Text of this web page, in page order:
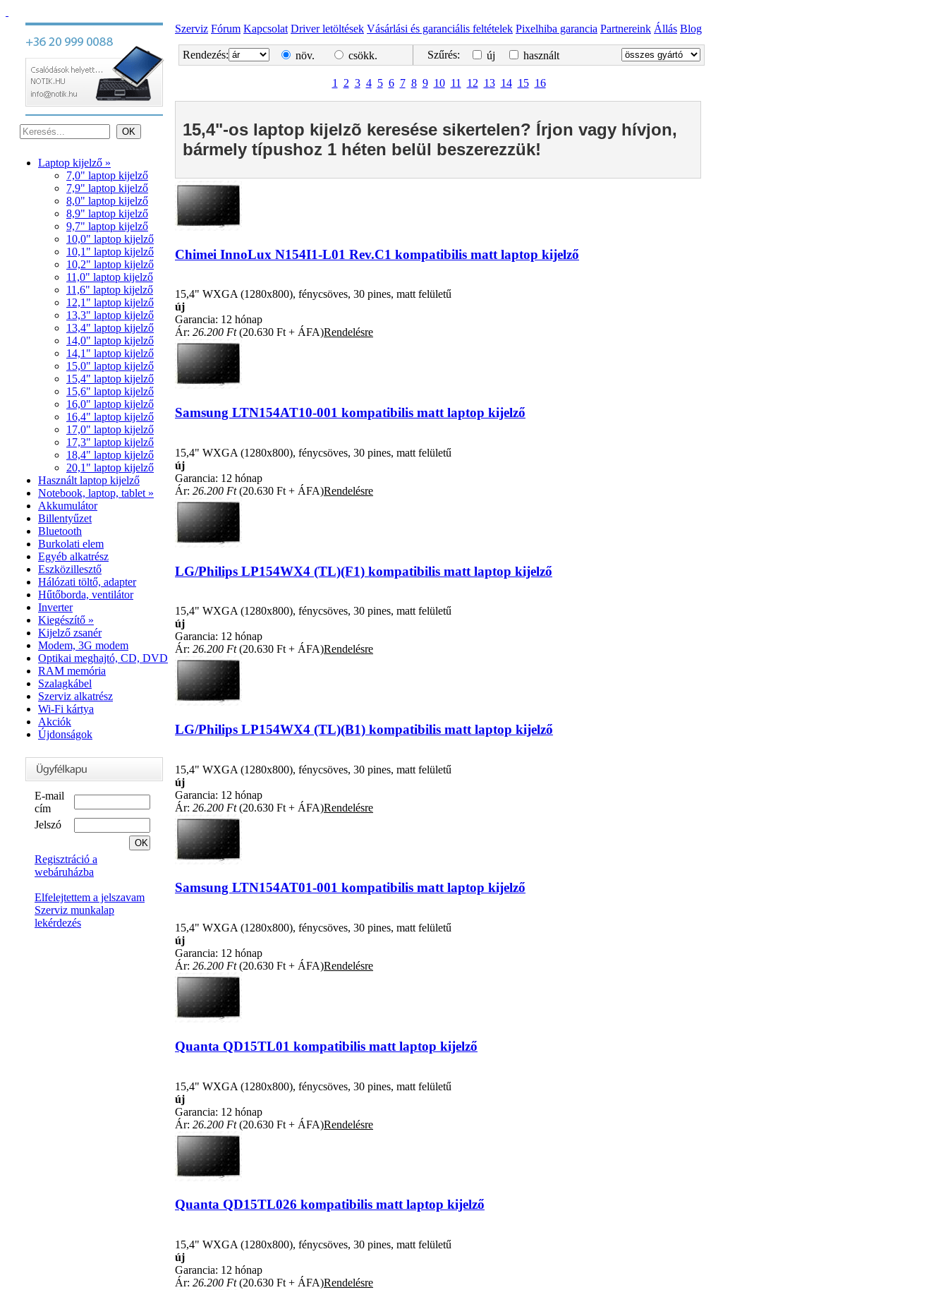
Laptop kijelző »
7,0" laptop kijelző
7,9" laptop kijelző
8,0" laptop kijelző
8,9" laptop kijelző
9,7" laptop kijelző
10,0" laptop kijelző
10,1" laptop kijelző
10,2" laptop kijelző
11,0" laptop kijelző
11,6" laptop kijelző
12,1" laptop kijelző
13,3" laptop kijelző
13,4" laptop kijelző
14,0" laptop kijelző
14,1" laptop kijelző
15,0" laptop kijelző
15,4" laptop kijelző
15,6" laptop kijelző
16,0" laptop kijelző
16,4" laptop kijelző
17,0" laptop kijelző
17,3" laptop kijelző
18,4" laptop kijelző
20,1" laptop kijelző
Használt laptop kijelző
Notebook, laptop, tablet »
Akkumulátor
Billentyűzet
Bluetooth
Burkolati elem
Egyéb alkatrész
Eszközillesztő
Hálózati töltő, adapter
Hűtőborda, ventilátor
Inverter
Kiegészítő »
Kijelző zsanér
Modem, 3G modem
Optikai meghajtó, CD, DVD
RAM memória
Szalagkábel
Szerviz alkatrész
Wi-Fi kártya
Akciók
Újdonságok
E-mail
cím
Jelszó
Regisztráció a
webáruházba
Elfelejtettem a jelszavam
Szerviz munkalap
lekérdezés
Szerviz Fórum Kapcsolat Driver letöltések Vásárlási és garanciális feltételek Pixelhiba garancia Partnereink Állás Blog
Rendezés: növ. csökk. Szűrés: új használt
1 2 3 4 5 6 7 8 9 10 11 12 13 14 15 16
15,4"-os laptop kijelzõ keresése sikertelen? Írjon vagy hívjon,
bármely típushoz 1 héten belül beszerezzük!
Chimei InnoLux N154I1-L01 Rev.C1 kompatibilis matt laptop kijelző
15,4" WXGA (1280x800), fénycsöves, 30 pines, matt felületű
új
Garancia: 12 hónap
Ár: 26.200 Ft(20.630 Ft + ÁFA)Rendelésre
Samsung LTN154AT10-001 kompatibilis matt laptop kijelző
15,4" WXGA (1280x800), fénycsöves, 30 pines, matt felületű
új
Garancia: 12 hónap
Ár: 26.200 Ft(20.630 Ft + ÁFA)Rendelésre
LG/Philips LP154WX4 (TL)(F1) kompatibilis matt laptop kijelző
15,4" WXGA (1280x800), fénycsöves, 30 pines, matt felületű
új
Garancia: 12 hónap
Ár: 26.200 Ft(20.630 Ft + ÁFA)Rendelésre
LG/Philips LP154WX4 (TL)(B1) kompatibilis matt laptop kijelző
15,4" WXGA (1280x800), fénycsöves, 30 pines, matt felületű
új
Garancia: 12 hónap
Ár: 26.200 Ft(20.630 Ft + ÁFA)Rendelésre
Samsung LTN154AT01-001 kompatibilis matt laptop kijelző
15,4" WXGA (1280x800), fénycsöves, 30 pines, matt felületű
új
Garancia: 12 hónap
Ár: 26.200 Ft(20.630 Ft + ÁFA)Rendelésre
Quanta QD15TL01 kompatibilis matt laptop kijelző
15,4" WXGA (1280x800), fénycsöves, 30 pines, matt felületű
új
Garancia: 12 hónap
Ár: 26.200 Ft(20.630 Ft + ÁFA)Rendelésre
Quanta QD15TL026 kompatibilis matt laptop kijelző
15,4" WXGA (1280x800), fénycsöves, 30 pines, matt felületű
új
Garancia: 12 hónap
Ár: 26.200 Ft(20.630 Ft + ÁFA)Rendelésre